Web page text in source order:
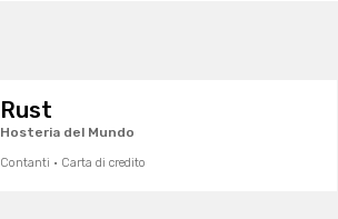
Rust
Hosteria del Mundo
Contanti · Carta di credito